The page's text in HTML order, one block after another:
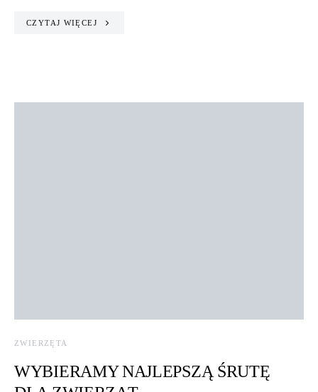
CZYTAJ WIĘCEJ
ZWIERZĘTA
WYBIERAMY NAJLEPSZĄ ŚRUTĘ